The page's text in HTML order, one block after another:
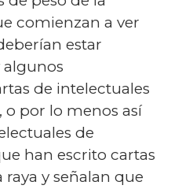
comienzan a ver
estar
algunos
de intelectuales
por lo menos así
de
han escrito cartas
y señalan que